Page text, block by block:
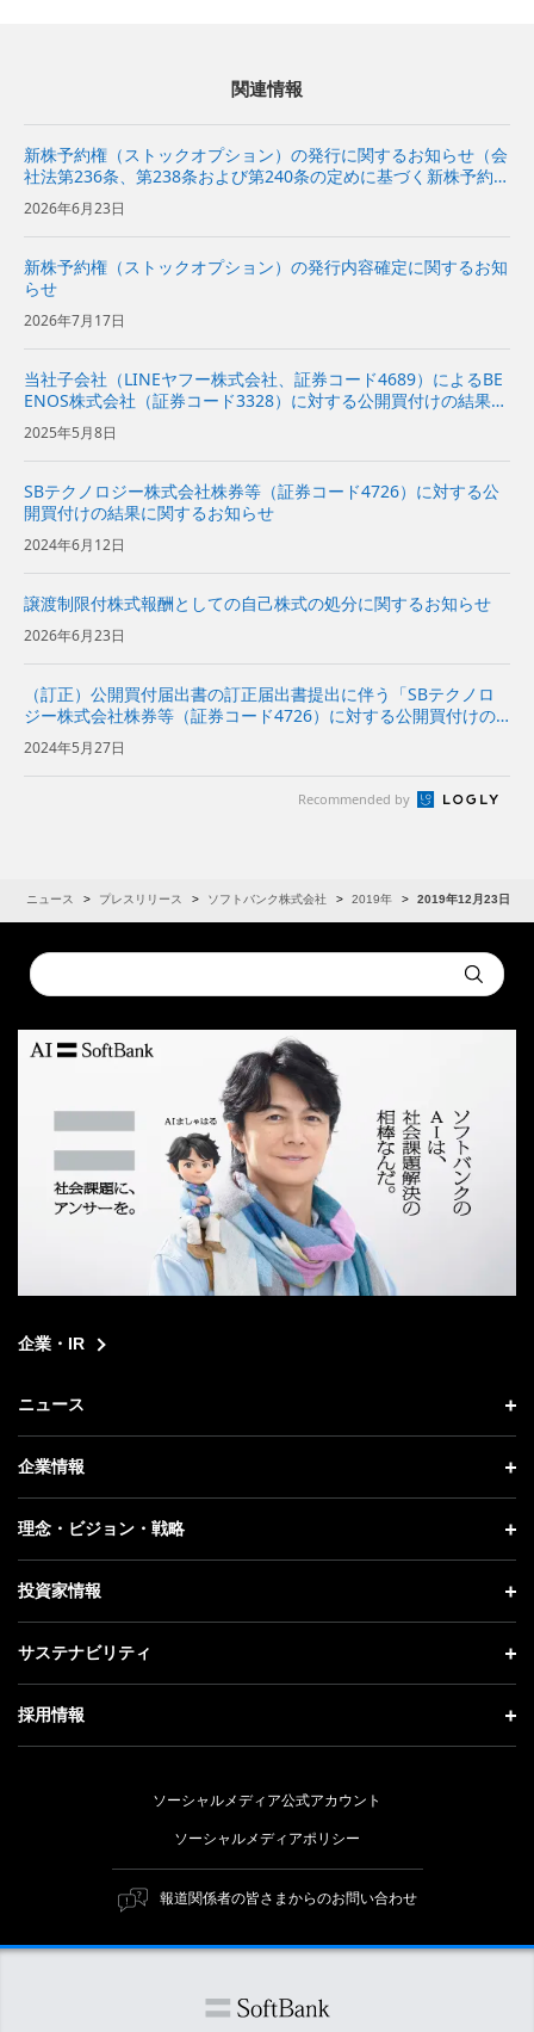
関連情報
新株予約権（ストックオプション）の発行に関するお知らせ（会
社法第236条、第238条および第240条の定めに基づく新株予約権
の発行）
2026年6月23日
新株予約権（ストックオプション）の発行内容確定に関するお知
らせ
2026年7月17日
当社子会社（LINEヤフー株式会社、証券コード4689）によるBE
ENOS株式会社（証券コード3328）に対する公開買付けの結果に
関するお知らせ
2025年5月8日
SBテクノロジー株式会社株券等（証券コード4726）に対する公
開買付けの結果に関するお知らせ
2024年6月12日
譲渡制限付株式報酬としての自己株式の処分に関するお知らせ
2026年6月23日
（訂正）公開買付届出書の訂正届出書提出に伴う「SBテクノロ
ジー株式会社株券等（証券コード4726）に対する公開買付けの
開始に関するお知らせ」の訂正に関するお知らせ
2024年5月27日
Recommended by
ニュース プレスリリース ソフトバンク株式会社 2019年 2019年12月23日
Conduct
a
Submit
企業・IR
ニュース
ニュース トップ
プレスリリース
更新情報
記者説明会
企業情報
企業情報 トップ
社長メッセージ
事業紹介
ガバナンス
理念・ビジョン・戦略
理念・ビジョン・戦略 トップ
成長戦略「Activate AI for Society」
人材戦略
投資家情報
投資家情報 トップ
経営方針
個人投資家の皆さまへ
株式と社債について
サステナビリティ
サステナビリティ トップ
トップメッセージ
ESG方針・体制
マテリアリティ（重要課題）
ESGの主な取り組み
採用情報
障がい者採用
ソーシャルメディア公式アカウント
ソーシャルメディアポリシー
報道関係者の皆さまからのお問い合わせ